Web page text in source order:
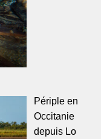
Périple en
Occitanie
depuis Lo